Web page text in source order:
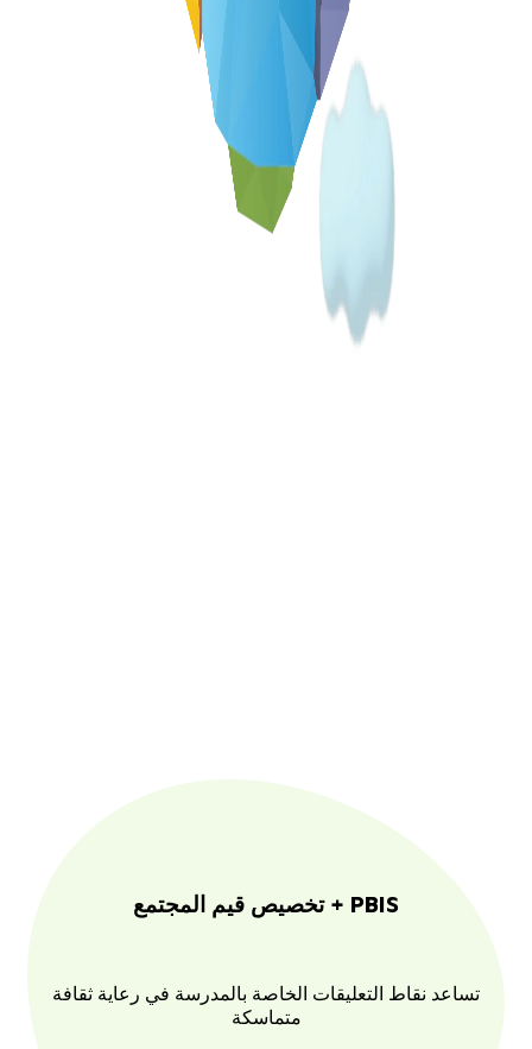
تخصيص قيم المجتمع + PBIS
تساعد نقاط التعليقات الخاصة بالمدرسة في رعاية ثقافة
متماسكة